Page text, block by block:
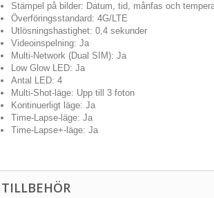
Stämpel på bilder: Datum, tid, månfas och
Överföringsstandard: 4G/LTE
Utlösningshastighet: 0,4 sekunder
Videoinspelning: Ja
Multi-Network (Dual SIM): Ja
Low Glow LED: Ja
Antal LED: 4
Multi-Shot-läge: Upp till 3 foton
Kontinuerligt läge: Ja
Time-Lapse-läge: Ja
Time-Lapse+-läge: Ja
TILLBEHÖR